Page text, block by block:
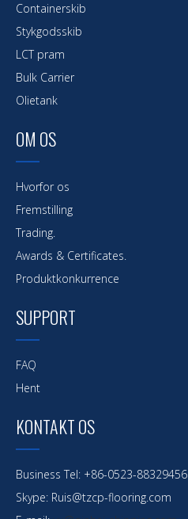
Containerskib
Stykgodsskib
LCT pram
Bulk Carrier
Olietank
OM OS
Hvorfor os
Fremstilling
Trading.
Awards & Certificates.
Produktkonkurrence
SUPPORT
FAQ
Hent
KONTAKT OS
Business Tel: +86-0523-88329456
Skype: Ruis@tzcp-flooring.com